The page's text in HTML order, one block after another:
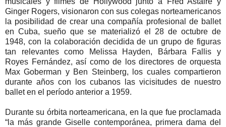
Ginger Rogers, visionaron con sus colegas norteamericanos
la posibilidad de crear una compañía profesional de ballet
en Cuba, sueño que se materializó el 28 de octubre de
1948, con la colaboración decidida de un grupo de figuras
tan relevantes como Melissa Hayden, Bárbara Fallis y
Royes Fernández, así como de los directores de orquesta
Max Goberman y Ben Steinberg, los cuales compartieron
durante años con los cubanos las vicisitudes de nuestro
ballet en el período anterior a 1959.
Durante su órbita norteamericana, en la que fue proclamada
“la más grande Giselle contemporánea, primera dama del